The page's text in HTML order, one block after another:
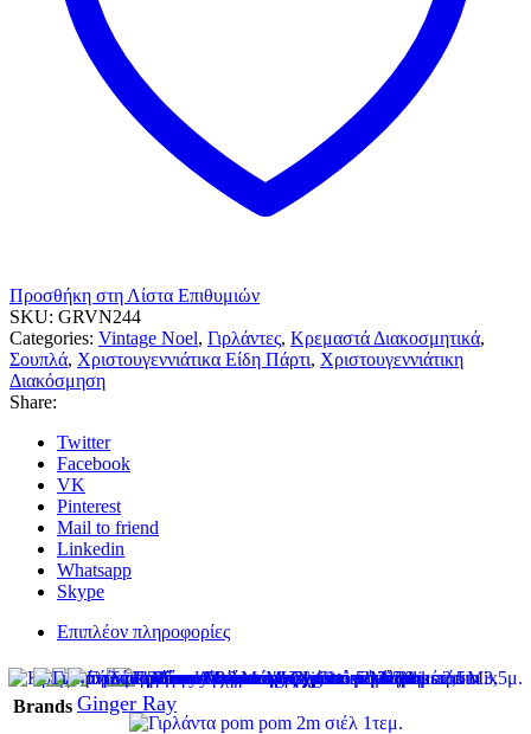
Προσθήκη στη Λίστα Επιθυμιών
SKU: GRVN244
Categories: Vintage Noel, Γιρλάντες, Κρεμαστά Διακοσμητικά,
Σουπλά, Χριστουγεννιάτικα Είδη Πάρτι, Χριστουγεννιάτικη
Διακόσμηση
Share:
Twitter
Facebook
VK
Pinterest
Mail to friend
Linkedin
Whatsapp
Skype
Επιπλέον πληροφορίες
Brands Ginger Ray